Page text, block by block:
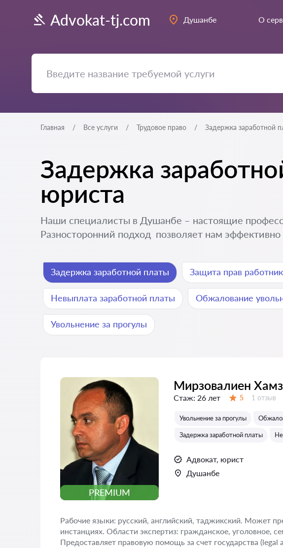
Advokat-tj.com Душанбе О
Главная Все услуги Трудовое право Задержка заработной
Задержка
юриста
Наши специалисты в Душанбе – настоящие
Разносторонний подход позволяет нам
Задержка заработной платы Защита прав
Невыплата заработной платы Обжалование
Увольнение за прогулы
PREMIUM
Мирзовалиен
Стаж: 26 лет 5 Отзывов:
1 отзыв
Увольнение за прогулы
Задержка заработной платы
Адвокат, юрист
Душанбе
Рабочие языки: русский, английский, таджикский. Может
инстанциях. Области экспертиз: гражданское, уголовное,
Предоставляет правовую помощь за счет государства